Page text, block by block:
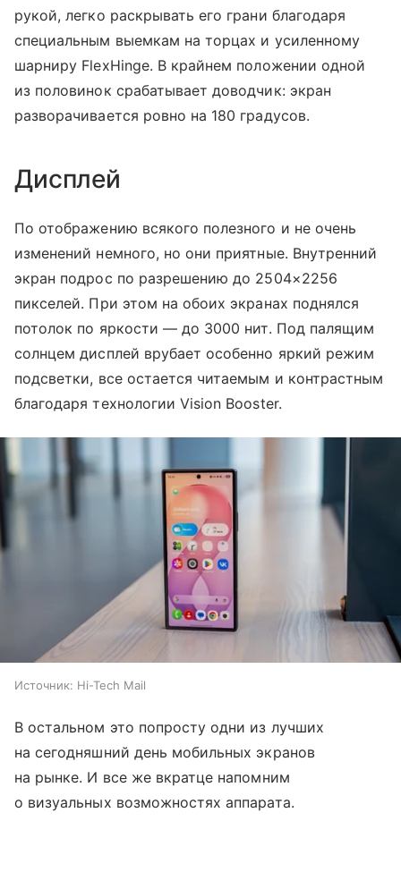
рукой, легко раскрывать его грани благодаря
специальным выемкам на торцах и усиленному
шарниру FlexHinge. В крайнем положении одной
из половинок срабатывает доводчик: экран
разворачивается ровно на 180 градусов.
Дисплей
По отображению всякого полезного и не очень
изменений немного, но они приятные. Внутренний
экран подрос по разрешению до 2504×2256
пикселей. При этом на обоих экранах поднялся
потолок по яркости — до 3000 нит. Под палящим
солнцем дисплей врубает особенно яркий режим
подсветки, все остается читаемым и контрастным
благодаря технологии Vision Booster.
Источник: Hi-Tech Mail
В остальном это попросту одни из лучших
на сегодняшний день мобильных экранов
на рынке. И все же вкратце напомним
о визуальных возможностях аппарата.